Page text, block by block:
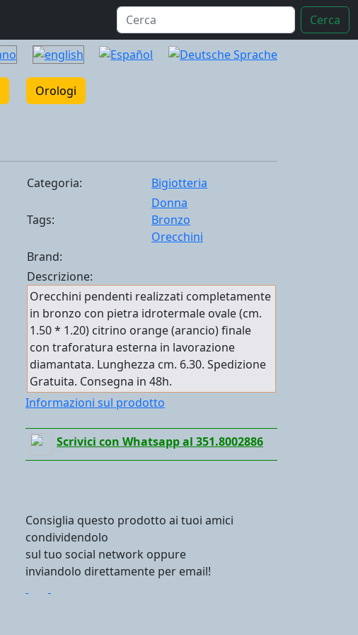
Cerca
Orologi
Categoria: Bigiotteria
Tags:
Donna
Bronzo
Orecchini
Brand:
Descrizione:
Orecchini pendenti realizzati completamente
in bronzo con pietra idrotermale ovale (cm.
1.50 * 1.20) citrino orange (arancio) finale
con traforatura esterna in lavorazione
diamantata. Lunghezza cm. 6.30. Spedizione
Gratuita. Consegna in 48h.
Informazioni sul prodotto
Scrivici con Whatsapp al 351.8002886
Consiglia questo prodotto ai tuoi amici
condividendolo
sul tuo social network oppure
inviandolo direttamente per email!